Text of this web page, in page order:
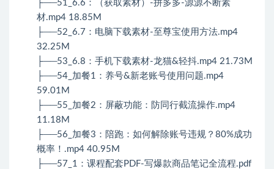
├──51_6.6：（获取素材）-拼多多-源源不断素
材.mp4 18.85M
├──52_6.7：电脑下载素材-至尊宝使用方法.mp4
32.25M
├──53_6.8：手机下载素材-龙猫&轻抖.mp4 21.73M
├──54_加餐1：养号&新老账号使用问题.mp4
59.01M
├──55_加餐2：屏蔽功能：防同行截流操作.mp4
11.18M
├──56_加餐3：陪跑：如何解除账号违规？80%成功
概率！.mp4 40.95M
├──57_1：课程配套PDF-写爆款商品笔记全流程.pdf